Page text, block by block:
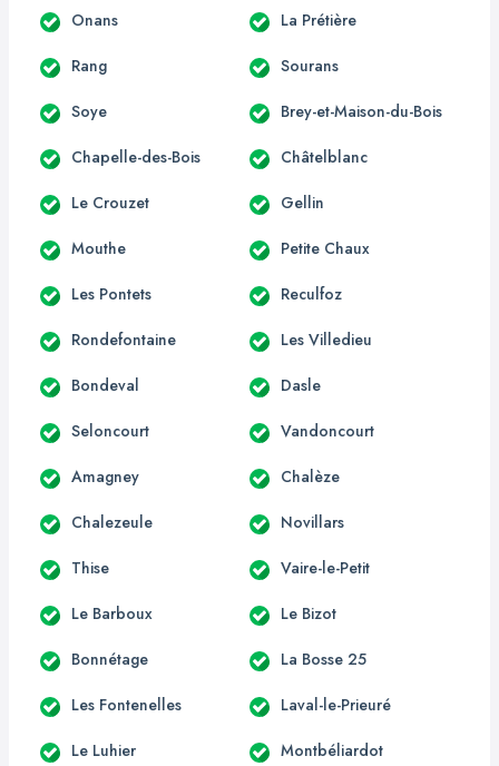
Onans La Prétière
Rang Sourans
Soye Brey-et-Maison-du-Bois
Chapelle-des-Bois Châtelblanc
Le Crouzet Gellin
Mouthe Petite Chaux
Les Pontets Reculfoz
Rondefontaine Les Villedieu
Bondeval Dasle
Seloncourt Vandoncourt
Amagney Chalèze
Chalezeule Novillars
Thise Vaire-le-Petit
Le Barboux Le Bizot
Bonnétage La Bosse 25
Les Fontenelles Laval-le-Prieuré
Le Luhier Montbéliardot